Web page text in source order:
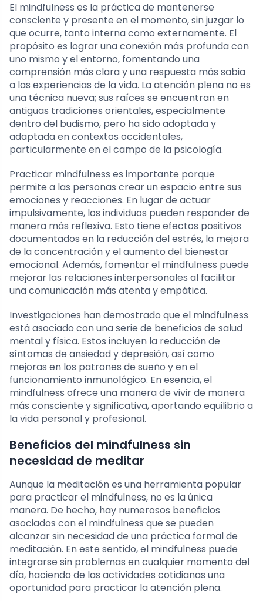
El mindfulness es la práctica de mantenerse
consciente y presente en el momento, sin juzgar lo
que ocurre, tanto interna como externamente. El
propósito es lograr una conexión más profunda con
uno mismo y el entorno, fomentando una
comprensión más clara y una respuesta más sabia
a las experiencias de la vida. La atención plena no es
una técnica nueva; sus raíces se encuentran en
antiguas tradiciones orientales, especialmente
dentro del budismo, pero ha sido adoptada y
adaptada en contextos occidentales,
particularmente en el campo de la psicología.
Practicar mindfulness es importante porque
permite a las personas crear un espacio entre sus
emociones y reacciones. En lugar de actuar
impulsivamente, los individuos pueden responder de
manera más reflexiva. Esto tiene efectos positivos
documentados en la reducción del estrés, la mejora
de la concentración y el aumento del bienestar
emocional. Además, fomentar el mindfulness puede
mejorar las relaciones interpersonales al facilitar
una comunicación más atenta y empática.
Investigaciones han demostrado que el mindfulness
está asociado con una serie de beneficios de salud
mental y física. Estos incluyen la reducción de
síntomas de ansiedad y depresión, así como
mejoras en los patrones de sueño y en el
funcionamiento inmunológico. En esencia, el
mindfulness ofrece una manera de vivir de manera
más consciente y significativa, aportando equilibrio a
la vida personal y profesional.
Beneficios del mindfulness sin
necesidad de meditar
Aunque la meditación es una herramienta popular
para practicar el mindfulness, no es la única
manera. De hecho, hay numerosos beneficios
asociados con el mindfulness que se pueden
alcanzar sin necesidad de una práctica formal de
meditación. En este sentido, el mindfulness puede
integrarse sin problemas en cualquier momento del
día, haciendo de las actividades cotidianas una
oportunidad para practicar la atención plena.